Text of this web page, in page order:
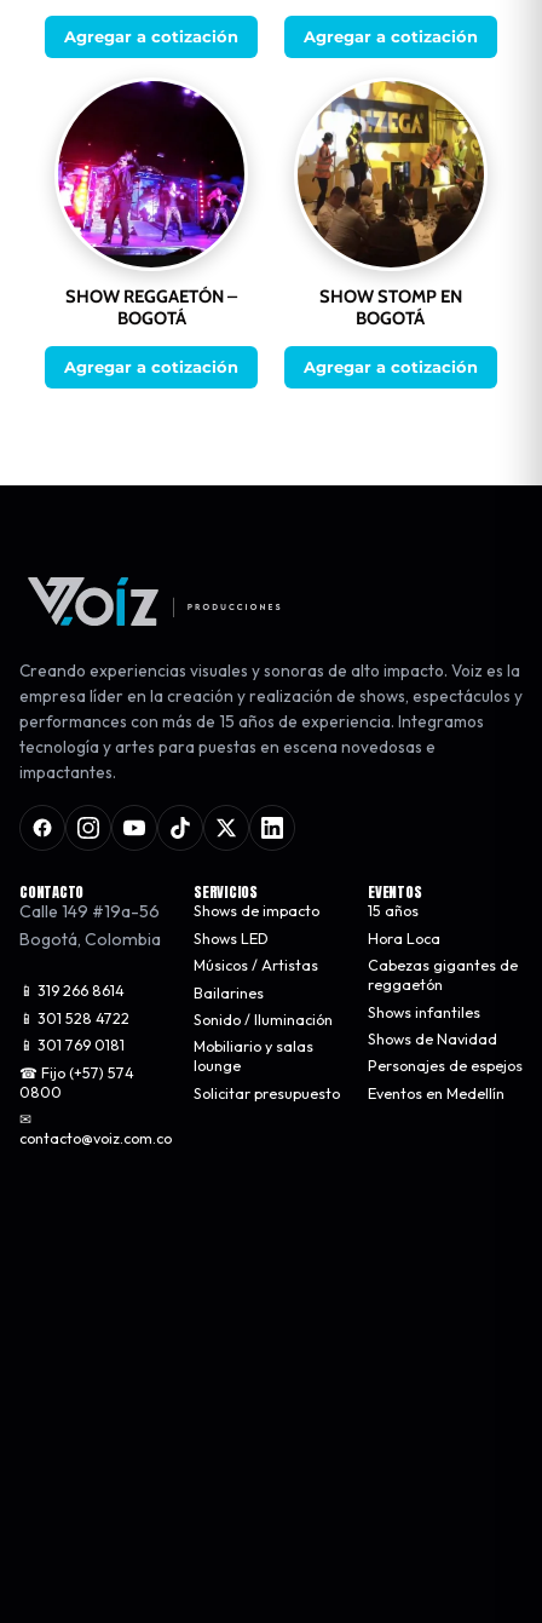
Agregar a cotización Agregar a cotización
SHOW REGGAETÓN –
BOGOTÁ
Agregar a cotización
SHOW STOMP EN
BOGOTÁ
Agregar a cotización
Creando experiencias visuales y sonoras de alto impacto. Voiz es la
empresa líder en la creación y realización de shows, espectáculos y
performances con más de 15 años de experiencia. Integramos
tecnología y artes para puestas en escena novedosas e
impactantes.
CONTACTO
Calle 149 #19a-56
Bogotá, Colombia
📱 319 266 8614
📱 301 528 4722
📱 301 769 0181
☎ Fijo (+57) 574
0800
✉
contacto@voiz.com.co
SERVICIOS
Shows de impacto
Shows LED
Músicos / Artistas
Bailarines
Sonido / Iluminación
Mobiliario y salas
lounge
Solicitar presupuesto
EVENTOS
15 años
Hora Loca
Cabezas gigantes de
reggaetón
Shows infantiles
Shows de Navidad
Personajes de espejos
Eventos en Medellín